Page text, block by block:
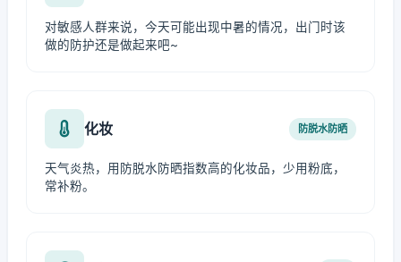
对敏感人群来说，今天可能出现中暑的情况，出门时该
做的防护还是做起来吧~
化妆 防脱水防晒
天气炎热，用防脱水防晒指数高的化妆品，少用粉底，
常补粉。